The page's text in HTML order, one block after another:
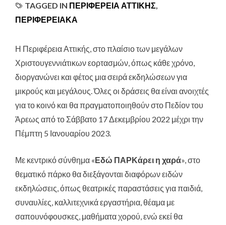
TAGGED IN ΠΕΡΙΦΕΡΕΙΑ ΑΤΤΙΚΗΣ,
ΠΕΡΙΦΕΡΕΙΑΚΑ
Η Περιφέρεια Αττικής, στο πλαίσιο των μεγάλων
Χριστουγεννιάτικων εορτασμών, όπως κάθε χρόνο,
διοργανώνει και φέτος μια σειρά εκδηλώσεων για
μικρούς και μεγάλους. Όλες οι δράσεις θα είναι ανοιχτές
για το κοινό και θα πραγματοποιηθούν στο Πεδίον του
Άρεως από το Σάββατο 17 Δεκεμβρίου 2022 μέχρι την
Πέμπτη 5 Ιανουαρίου 2023.
Με κεντρικό σύνθημα «Εδώ ΠΑΡΚάρει η χαρά», στο
θεματικό πάρκο θα διεξάγονται διαφόρων ειδών
εκδηλώσεις, όπως θεατρικές παραστάσεις για παιδιά,
συναυλίες, καλλιτεχνικά εργαστήρια, θέαμα με
σαπουνόφουσκες, μαθήματα χορού, ενώ εκεί θα